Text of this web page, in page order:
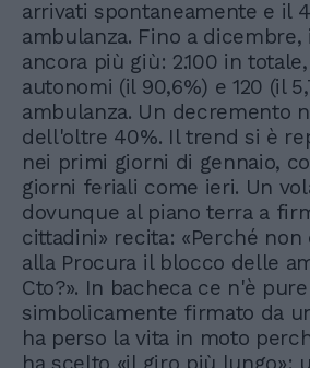
arrivati spontaneamente e il
ambulanza. Fino a
ancora più giù: 2.100 in totale,
autonomi (il 90,6%) e 120 (il
ambulanza. Un decremento
dell'oltre 40%. Il trend si è
nei primi giorni di gennaio,
giorni feriali come ieri. Un
dovunque al piano terra a
cittadini» recita: «Perché
alla Procura il blocco delle
Cto?». In bacheca ce n'è
simbolicamente firmato da
ha perso la vita in moto